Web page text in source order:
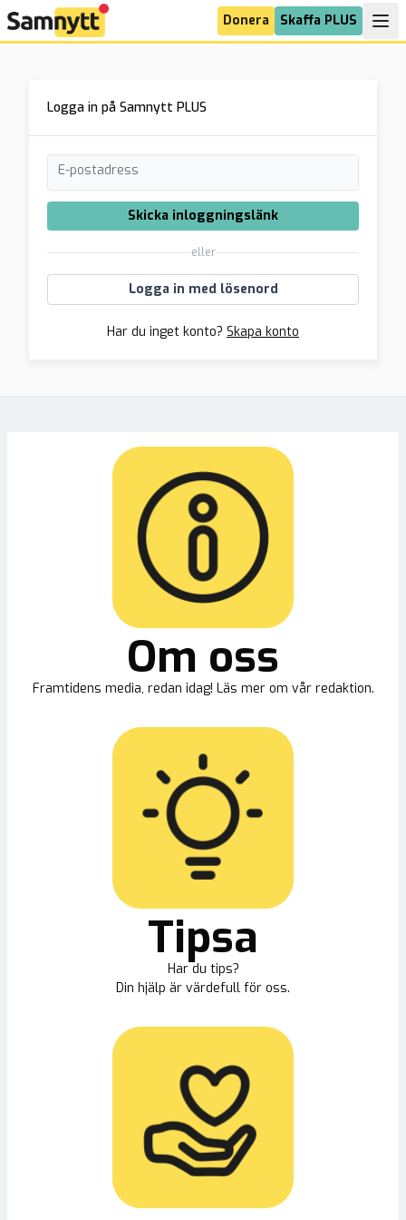
Donera Skaffa PLUS
Logga in på Samnytt PLUS
E-postadress
Skicka inloggningslänk
eller
Logga in med lösenord
Har du inget konto? Skapa konto
Om oss
Framtidens media, redan idag! Läs mer om vår redaktion.
Tipsa
Har du tips?
Din hjälp är värdefull för oss.